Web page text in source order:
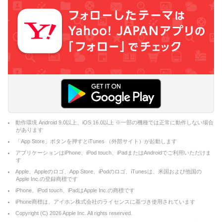
動作環境 Android 9.0以上、iOS 16.0以上 ※一部の機種では正常に動作しない場合
があります
「App Store」ボタンを押すとiTunes （外部サイト）が起動します
アプリケーションはiPhone、iPod touch、iPadまたはAndroidでご利用いただけま
す
Apple、Appleのロゴ、App Store、iPodのロゴ、iTunesは、米国および他国の
Apple Inc.の登録商標です
iPhone、iPod touch、iPadはApple Inc.の商標です
iPhone商標は、アイホン株式会社のライセンスに基づき使用されています
Copyright (C) 2026Apple Inc. All rights reserved.